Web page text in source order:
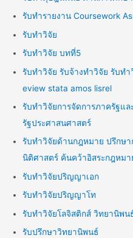
รับทำรายงาน Coursework
รับทำวิจัย
รับทำวิจัย บทที่5
รับทำวิจัย รับจ้างทำวิจัย รับท
eview stata amos lisrel
รับทำวิจัยการจัดการภาครัฐแล
รัฐประศาสนศาสตร์
รับทำวิจัยด้านกฎหมาย ปรึกษ
นิติศาสตร์ ค้นคว้าอิสระกฎหม
รับทำวิจัยปริญญาเอก
รับทำวิจัยปริญญาโท
รับทำวิจัยโลจิสติกส์ วิทยานิพ
รับปรึกษาวิทยานิพนธ์